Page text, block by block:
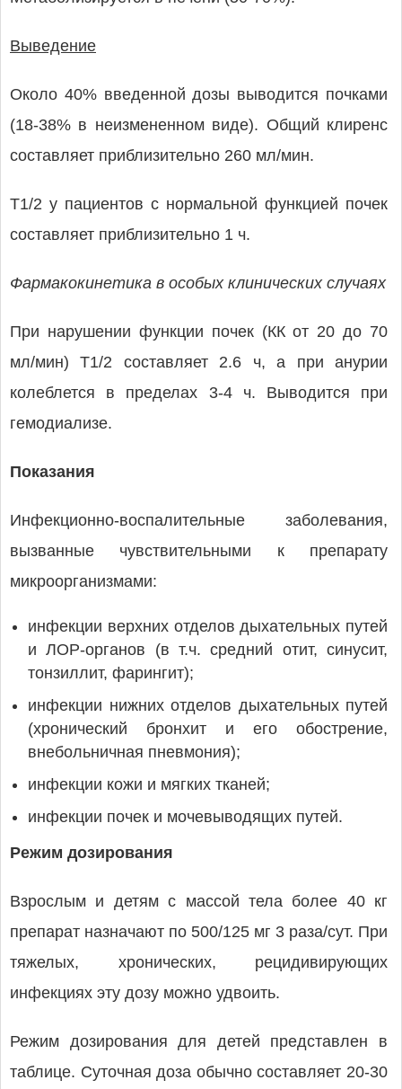
Выведение
Около 40% введенной дозы выводится почками
(18-38% в неизмененном виде). Общий клиренс
составляет приблизительно 260 мл/мин.
T1/2 у пациентов с нормальной функцией почек
составляет приблизительно 1 ч.
Фармакокинетика в особых клинических случаях
При нарушении функции почек (КК от 20 до 70
мл/мин) T1/2 составляет 2.6 ч, а при анурии
колеблется в пределах 3-4 ч. Выводится при
гемодиализе.
Показания
Инфекционно-воспалительные заболевания,
вызванные чувствительными к препарату
микроорганизмами:
инфекции верхних отделов дыхательных путей
и ЛОР-органов (в т.ч. средний отит, синусит,
тонзиллит, фарингит);
инфекции нижних отделов дыхательных путей
(хронический бронхит и его обострение,
внебольничная пневмония);
инфекции кожи и мягких тканей;
инфекции почек и мочевыводящих путей.
Режим дозирования
Взрослым и детям с массой тела более 40 кг
препарат назначают по 500/125 мг 3 раза/сут. При
тяжелых, хронических, рецидивирующих
инфекциях эту дозу можно удвоить.
Режим дозирования для детей представлен в
таблице. Суточная доза обычно составляет 20-30